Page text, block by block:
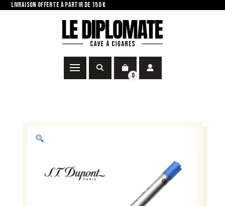
LIVRAISON OFFERTE À PARTIR DE 150 €
0